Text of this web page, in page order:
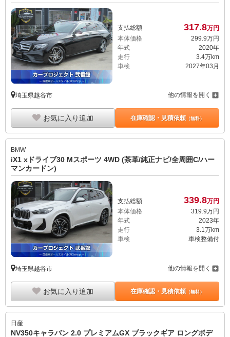
支払総額 317.8万円
本体価格
299. 9万円
年式
2020年
走行
3.4万km
車検
2027年03月
埼玉県越谷市 他の情報を開く
お気に入り追加 在庫確認・見積依頼（無料）
BMW
iX1 xドライブ30 Mスポーツ 4WD (茶革/純正ナビ/全周囲C/ハー
マンカードン)
支払総額 339.8万円
本体価格
319.9万円
年式
2023年
走行
3.1万km
車検
車検整備付
埼玉県越谷市 他の情報を開く
お気に入り追加 在庫確認・見積依頼（無料）
日産
NV350キャラバン 2.0 プレミアムGX ブラックギア ロングボデ